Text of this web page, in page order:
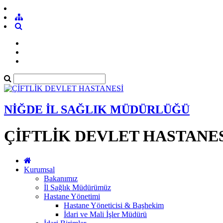
NİĞDE İL SAĞLIK MÜDÜRLÜĞÜ
ÇİFTLİK DEVLET
Kurumsal
Bakanımız
İl Sağlık Müdürümüz
Hastane Yönetimi
Hastane Yöneticisi & Başhekim
İdari ve Mali İşler Müdürü